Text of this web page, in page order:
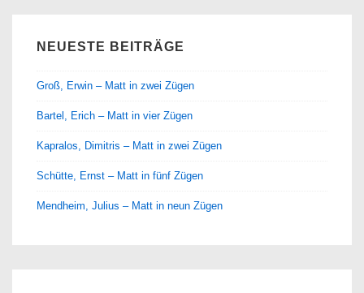
NEUESTE BEITRÄGE
Groß, Erwin – Matt in zwei Zügen
Bartel, Erich – Matt in vier Zügen
Kapralos, Dimitris – Matt in zwei Zügen
Schütte, Ernst – Matt in fünf Zügen
Mendheim, Julius – Matt in neun Zügen